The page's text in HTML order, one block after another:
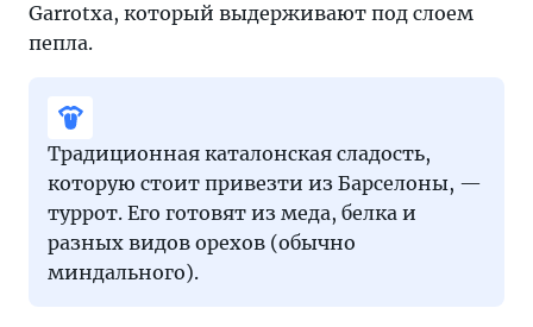
Garrotxa, который выдерживают под слоем
пепла.
Традиционная каталонская сладость,
которую стоит привезти из Барселоны, —
туррот. Его готовят из меда, белка и
разных видов орехов (обычно
миндального).